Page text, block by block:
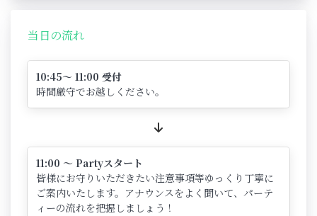
当日の流れ
10:45～ 11:00 受付
時間厳守でお越しください。
11:00 ～ Partyスタート
皆様にお守りいただきたい注意事項等ゆっくり丁寧に
ご案内いたします。アナウンスをよく聞いて、パーテ
ィーの流れを把握しましょう！